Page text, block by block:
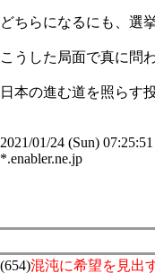
どちらになるにも、選
こうした局面で真に問
日本の進む道を照らす
2021/01/24 (Sun) 07:25:51
*.enabler.ne.jp
(654)混沌に希望を見出